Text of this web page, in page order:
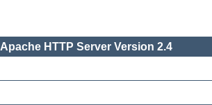
Apache HTTP Server Version 2.4